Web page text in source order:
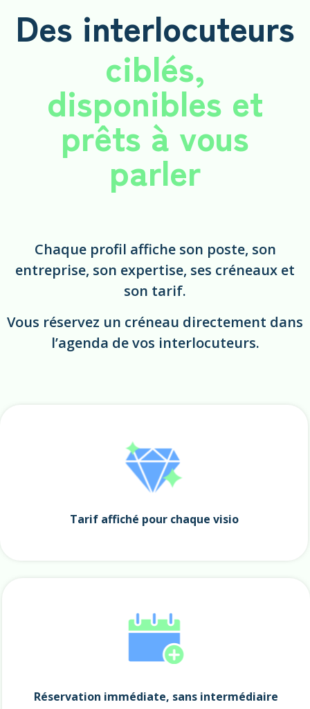
Des interlocuteurs
ciblés,
disponibles et
prêts à vous
parler
Chaque profil affiche son poste, son
entreprise, son expertise, ses créneaux et
son tarif.
Vous réservez un créneau directement dans
l’agenda de vos interlocuteurs.
Tarif affiché pour chaque visio
Réservation immédiate, sans intermédiaire